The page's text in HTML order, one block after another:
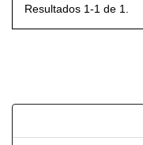
Resultados 1-1 de 1.